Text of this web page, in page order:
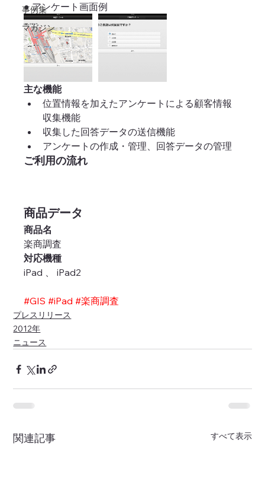
事例集
マガジン
● アンケート画面例
主な機能
位置情報を加えたアンケートによる顧客情報
収集機能
収集した回答データの送信機能
アンケートの作成・管理、回答データの管理
ご利用の流れ
商品データ
商品名
楽商調査
対応機種
iPad 、 iPad2
#GIS #iPad #楽商調査
プレスリリース
2012年
ニュース
関連記事 すべて表示